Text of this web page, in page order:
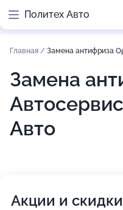
Политех Авто
Главная / Замена антифриза
Замена
Авто
Акции и скидки